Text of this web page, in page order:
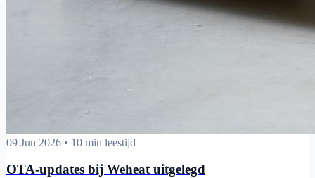
OTA-updates bij Weheat uitgelegd
09 Jun 2026 • 10 min leestijd
OTA-updates bij Weheat uitgelegd